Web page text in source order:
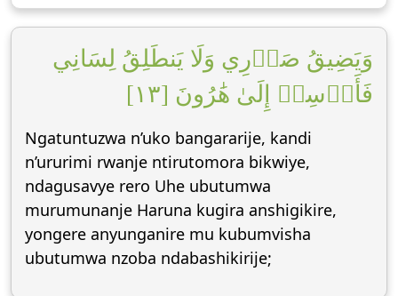
وَيَضِيقُ صَدۡرِي وَلَا يَنطَلِقُ لِسَانِي
فَأَرۡسِلۡ إِلَىٰ هَٰرُونَ [١٣]
Ngatuntuzwa n’uko bangararije, kandi
n’ururimi rwanje ntirutomora bikwiye,
ndagusavye rero Uhe ubutumwa
murumunanje Haruna kugira anshigikire,
yongere anyunganire mu kubumvisha
ubutumwa nzoba ndabashikirije;